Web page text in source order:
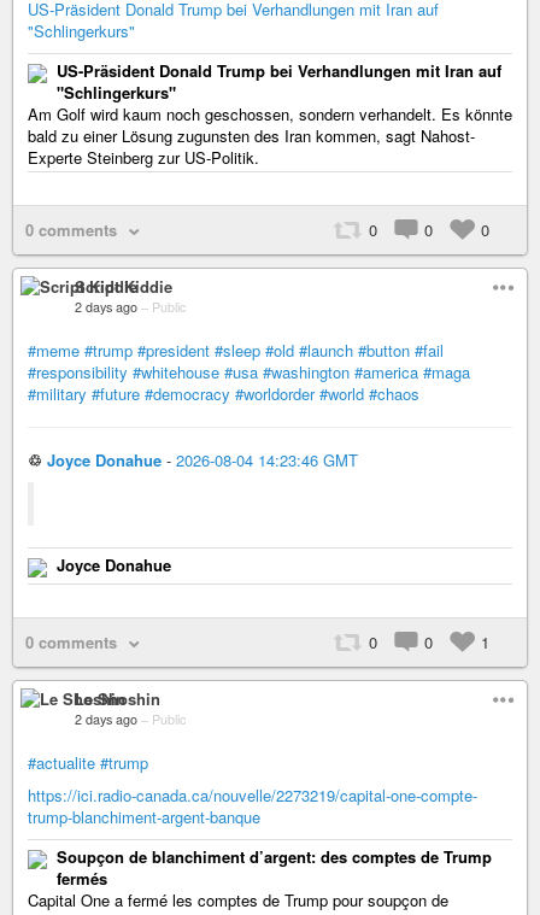
US-Präsident Donald Trump bei Verhandlungen mit Iran auf
"Schlingerkurs"
US-Präsident Donald Trump bei Verhandlungen mit Iran auf
"Schlingerkurs"
Am Golf wird kaum noch geschossen, sondern verhandelt. Es könnte
bald zu einer Lösung zugunsten des Iran kommen, sagt Nahost-
Experte Steinberg zur US-Politik.
0 comments 0 0 0
Script Kiddie
2 days ago – Public
#meme #trump #president #sleep #old #launch #button #fail
#responsibility #whitehouse #usa #washington #america #maga
#military #future #democracy #worldorder #world #chaos
♲ Joyce Donahue - 2026-08-04 14:23:46 GMT
Joyce Donahue
0 comments 0 0 1
Le Shoshin
2 days ago – Public
#actualite #trump
https://ici.radio-canada.ca/nouvelle/2273219/capital-one-compte-
trump-blanchiment-argent-banque
Soupçon de blanchiment d’argent: des comptes de Trump
fermés
Capital One a fermé les comptes de Trump pour soupçon de